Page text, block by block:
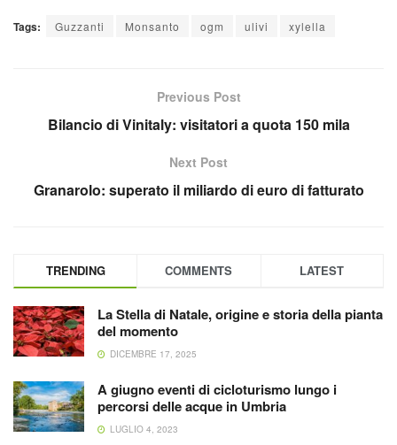
Tags: Guzzanti Monsanto ogm ulivi xylella
Previous Post
Bilancio di Vinitaly: visitatori a quota 150 mila
Next Post
Granarolo: superato il miliardo di euro di fatturato
TRENDING COMMENTS LATEST
La Stella di Natale, origine e storia della pianta
del momento
DICEMBRE 17, 2025
A giugno eventi di cicloturismo lungo i
percorsi delle acque in Umbria
LUGLIO 4, 2023